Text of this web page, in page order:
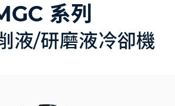
系列
液/研磨液冷卻機